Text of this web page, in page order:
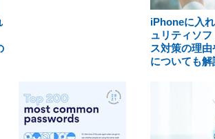
iPhoneに入
ュリティソ
ス対策の理
についても解